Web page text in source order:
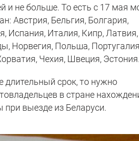
и не больше. То есть с 17 мая
Австрия, Бельгия, Болгария,
Испания, Италия, Кипр, Латвия,
Норвегия, Польша,
Чехия, Швеция,
длительный срок, то нужно
в стране
при выезде из Беларуси.